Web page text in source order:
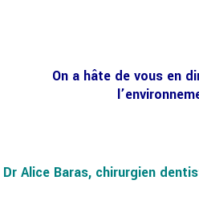
On a hâte de vous en
Dr Alice Baras, chirurgien